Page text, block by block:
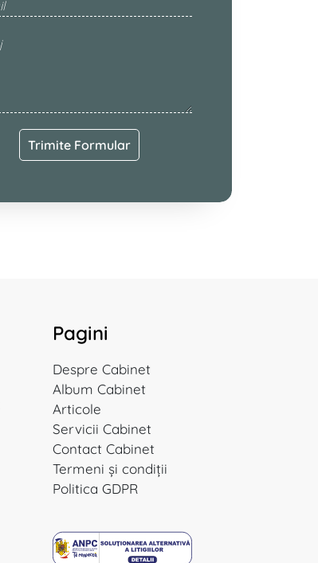
Trimite Formular
Pagini
Despre Cabinet
Album Cabinet
Articole
Servicii Cabinet
Contact Cabinet
Termeni și condiții
Politica GDPR